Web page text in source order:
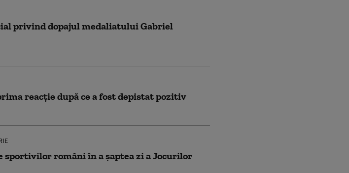
privind dopajul medaliatului Gabriel
reacție după ce a fost depistat pozitiv
sportivilor români în a șaptea zi a Jocurilor